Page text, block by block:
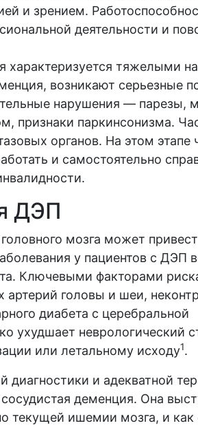
и зрением.
деятельности и
характеризуется тяжелыми
возникают серьезные
нарушения — парезы,
признаки паркинсонизма.
органов. На этом этапе
и самостоятельно
ДЭП
мозга может
у пациентов с ДЭП
Ключевыми факторами
головы и шеи,
диабета с церебральной
ухудшает неврологический
или летальному исходу1.
диагностики и адекватной
деменция. Она
текущей ишемии мозга, и как